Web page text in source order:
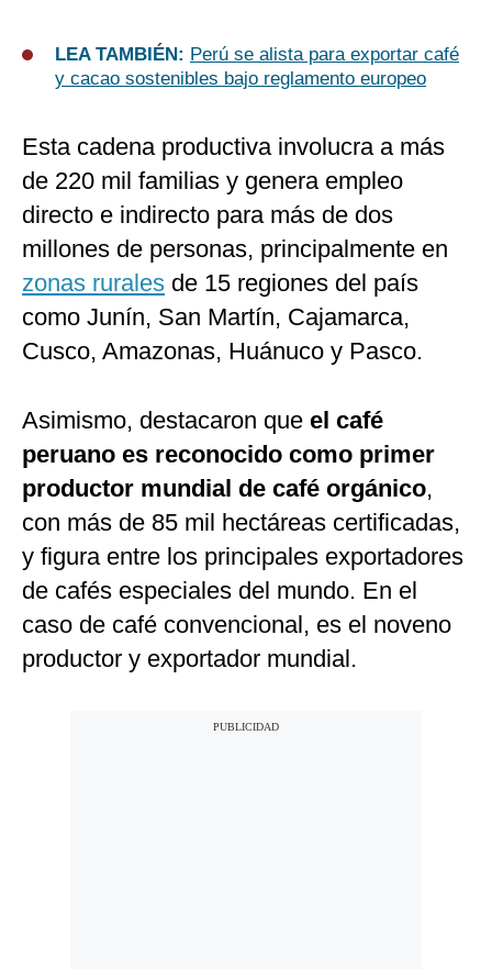
LEA TAMBIÉN: Perú se alista para exportar café
y cacao sostenibles bajo reglamento europeo
Esta cadena productiva involucra a más
de 220 mil familias y genera empleo
directo e indirecto para más de dos
millones de personas, principalmente en
zonas rurales de 15 regiones del país
como Junín, San Martín, Cajamarca,
Cusco, Amazonas, Huánuco y Pasco.
Asimismo, destacaron que el café
peruano es reconocido como primer
productor mundial de café orgánico,
con más de 85 mil hectáreas certificadas,
y figura entre los principales exportadores
de cafés especiales del mundo. En el
caso de café convencional, es el noveno
productor y exportador mundial.